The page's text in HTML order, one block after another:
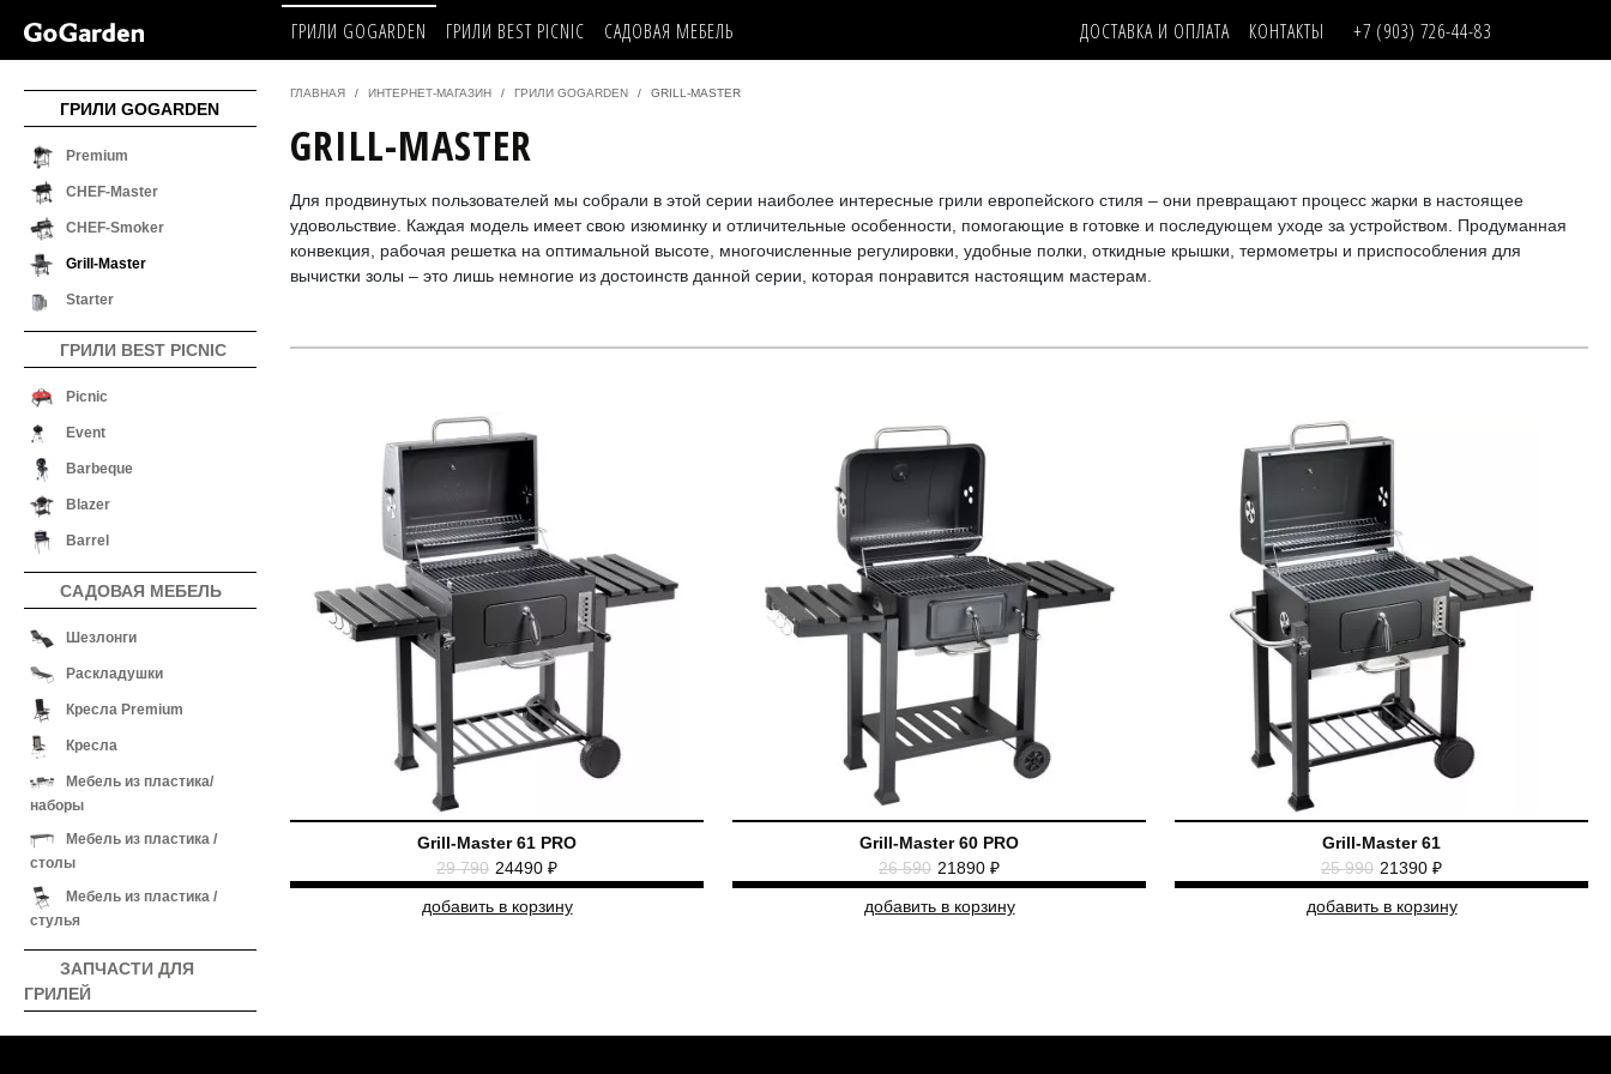
ГРИЛИ GOGARDEN ГРИЛИ BEST PICNIC САДОВАЯ МЕБЕЛЬ ДОСТАВКА И ОПЛАТА КОНТАКТЫ +7 (903) 726-44-83
ГРИЛИ GOGARDEN
Premium
CHEF-Master
CHEF-Smoker
Grill-Master
Starter
ГРИЛИ BEST PICNIC
Picnic
Event
Barbeque
Blazer
Barrel
САДОВАЯ МЕБЕЛЬ
Шезлонги
Раскладушки
Кресла Premium
Кресла
Мебель из пластика/
наборы
Мебель из пластика /
столы
Мебель из пластика /
стулья
ЗАПЧАСТИ ДЛЯ
ГРИЛЕЙ
ГЛАВНАЯ ИНТЕРНЕТ-МАГАЗИН ГРИЛИ GOGARDEN GRILL-MASTER
GRILL-MASTER
Для продвинутых пользователей мы собрали в этой серии наиболее интересные грили европейского стиля – они превращают процесс жарки в настоящее
удовольствие. Каждая модель имеет свою изюминку и отличительные особенности, помогающие в готовке и последующем уходе за устройством. Продуманная
конвекция, рабочая решетка на оптимальной высоте, многочисленные регулировки, удобные полки, откидные крышки, термометры и приспособления для
вычистки золы – это лишь немногие из достоинств данной серии, которая понравится настоящим мастерам.
Grill-Master 61 PRO
29 790 24490 ₽
добавить в корзину
Grill-Master 60 PRO
26 590 21890 ₽
добавить в корзину
Grill-Master 61
25 990 21390 ₽
добавить в корзину